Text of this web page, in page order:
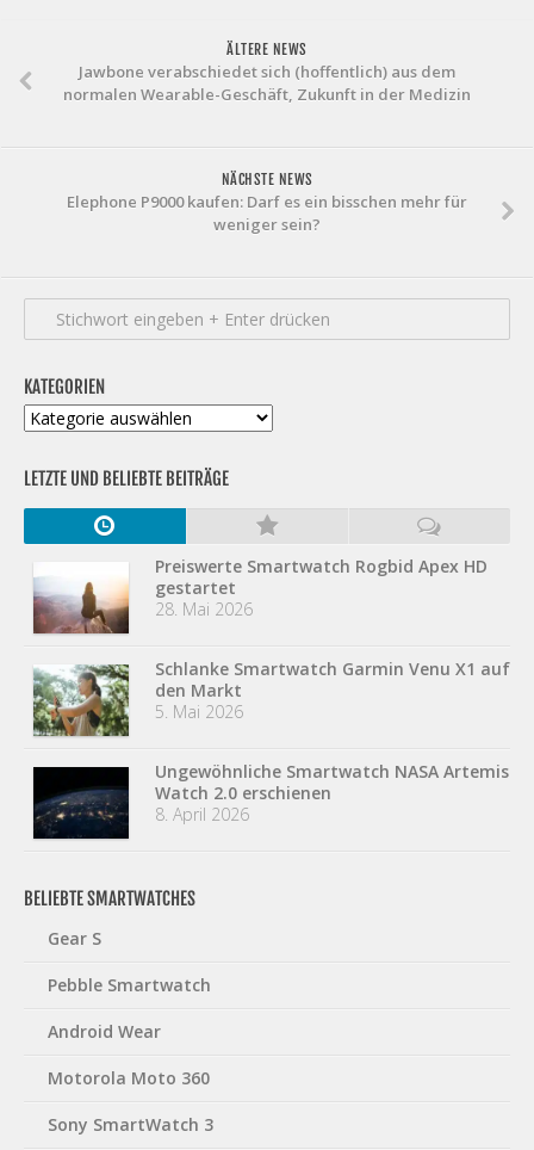
ÄLTERE NEWS
Jawbone verabschiedet sich (hoffentlich) aus dem
normalen Wearable-Geschäft, Zukunft in der Medizin
NÄCHSTE NEWS
Elephone P9000 kaufen: Darf es ein bisschen mehr für
weniger sein?
KATEGORIEN
Kategorien
LETZTE UND BELIEBTE BEITRÄGE
Preiswerte Smartwatch Rogbid Apex HD
gestartet
28. Mai 2026
Schlanke Smartwatch Garmin Venu X1 auf
den Markt
5. Mai 2026
Ungewöhnliche Smartwatch NASA Artemis
Watch 2.0 erschienen
8. April 2026
BELIEBTE SMARTWATCHES
Gear S
Pebble Smartwatch
Android Wear
Motorola Moto 360
Sony SmartWatch 3